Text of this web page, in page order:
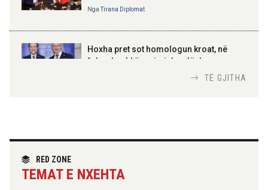
100-vjetori i themelimit të
Urdhrit të Skënderbeut
NgaTirana Diplomat
Hoxha pret sot homologun kroat, në
fokus bashkëpunimi dypalësh
partneritetit strategjik
TË GJITHA
RED ZONE
TEMAT E NXEHTA